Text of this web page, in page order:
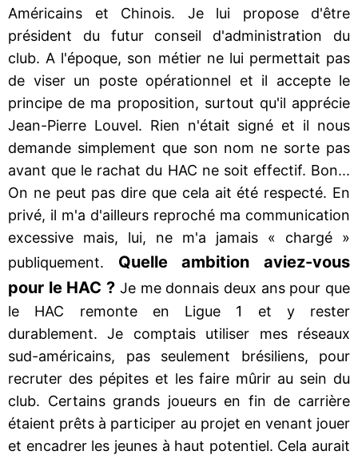
Américains et Chinois. Je lui propose d'être
président du futur conseil d'administration du
club. A l'époque, son métier ne lui permettait pas
de viser un poste opérationnel et il accepte le
principe de ma proposition, surtout qu'il apprécie
Jean-Pierre Louvel. Rien n'était signé et il nous
demande simplement que son nom ne sorte pas
avant que le rachat du HAC ne soit effectif. Bon...
On ne peut pas dire que cela ait été respecté. En
privé, il m'a d'ailleurs reproché ma communication
excessive mais, lui, ne m'a jamais « chargé »
publiquement. Quelle ambition aviez-vous
pour le HAC ? Je me donnais deux ans pour que
le HAC remonte en Ligue 1 et y rester
durablement. Je comptais utiliser mes réseaux
sud-américains, pas seulement brésiliens, pour
recruter des pépites et les faire mûrir au sein du
club. Certains grands joueurs en fin de carrière
étaient prêts à participer au projet en venant jouer
et encadrer les jeunes à haut potentiel. Cela aurait